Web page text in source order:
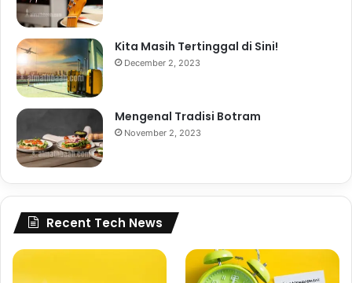
Kita Masih Tertinggal di Sini!
December 2, 2023
Mengenal Tradisi Botram
November 2, 2023
Recent Tech News